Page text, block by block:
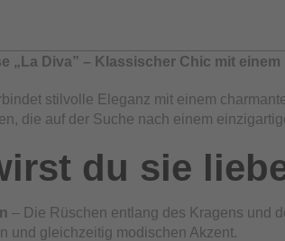
„La Diva” – Klassischer Chic mit
stilvolle Eleganz mit einem
die auf der Suche nach einem
du sie
– Die Rüschen entlang des Kragens und
und gleichzeitig modischen Akzent.